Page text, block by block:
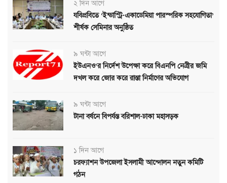
২ দিন আগে
যবিপ্রবিতে ‘ইন্ডাস্ট্রি-একাডেমিয়া পারস্পরিক সহযোগিতা’
শীর্ষক সেমিনার অনুষ্ঠিত
৯ ঘন্টা আগে
ইউএনও’র নির্দেশ উপেক্ষা করে বিএনপি নেত্রীর জমি
দখল করে জোর করে রাস্তা নির্মাণের অভিযোগ
৯ ঘন্টা আগে
টানা বর্ষনে বিপর্যস্ত বরিশাল-ঢাকা মহাসড়ক
১ দিন আগে
চরফ্যাশন উপজেলা ইসলামী আন্দোলন নতুন কমিটি
গঠন